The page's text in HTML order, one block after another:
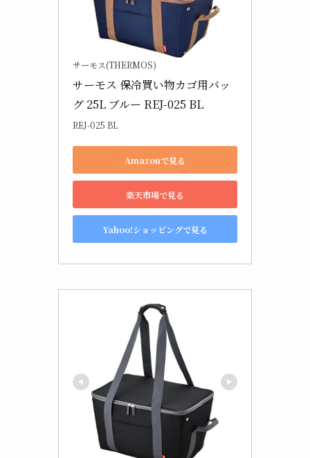
THERMOSのクーラーバック（保冷バック）で
色はブラックとブルーの2色から準備されていまし
サーモス(THERMOS)
サーモス 保冷買い物カゴ用バッ
グ 25L ブルー REJ-025 BL
REJ-025 BL